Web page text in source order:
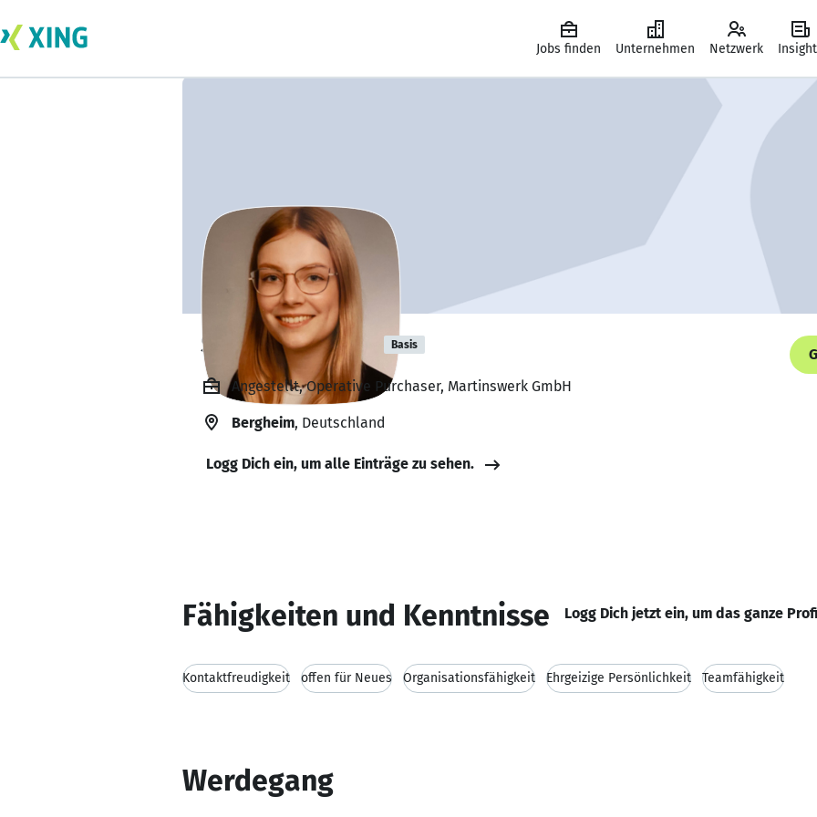
Jobs finden Unternehmen Netzwerk
Svenja Schecht Basis
Angestellt, Operative Purchaser, Martinswerk GmbH
Bergheim, Deutschland
Logg Dich ein, um alle Einträge zu sehen.
Fähigkeiten und Kenntnisse Logg Dich jetzt ein, um das ganze
Kontaktfreudigkeit offen für Neues Organisationsfähigkeit Ehrgeizige Persönlichkeit Teamfähigkeit
Werdegang